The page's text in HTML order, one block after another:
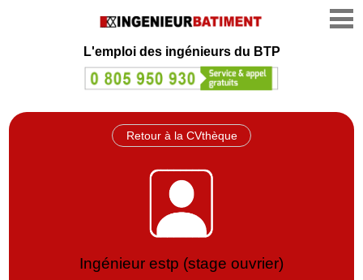
L'emploi des ingénieurs du BTP
Retour à la CVthèque
Ingénieur estp (stage ouvrier)